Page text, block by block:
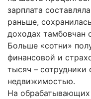
зарплата
раньше,
доходах тамбовчан
Больше «сотни»
финансовой и
тысяч –
недвижимостью.
На обрабатывающих